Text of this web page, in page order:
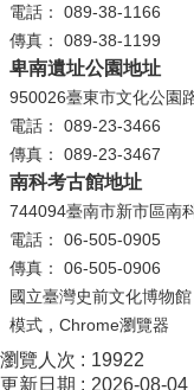
網
站
資
料
開
放
宣
告
隱
私
權
保
護
電話： 089-38-1166
傳真： 089-38-1199
卑南遺址公園地址
950026臺東市文化公園
電話： 089-23-3466
傳真： 089-23-3467
南科考古館地址
744094臺南市新市區南
電話： 06-505-0905
傳真： 06-505-0906
國立臺灣史前文化博物
模式，Chrome瀏覽器
瀏覽人次
19922
更新日期
2026-08-04